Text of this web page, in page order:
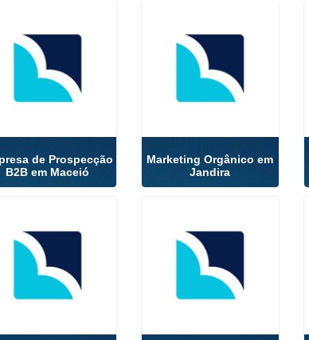
de Prospecção
B2B em Maceió
Marketing Orgânico em
Jandira